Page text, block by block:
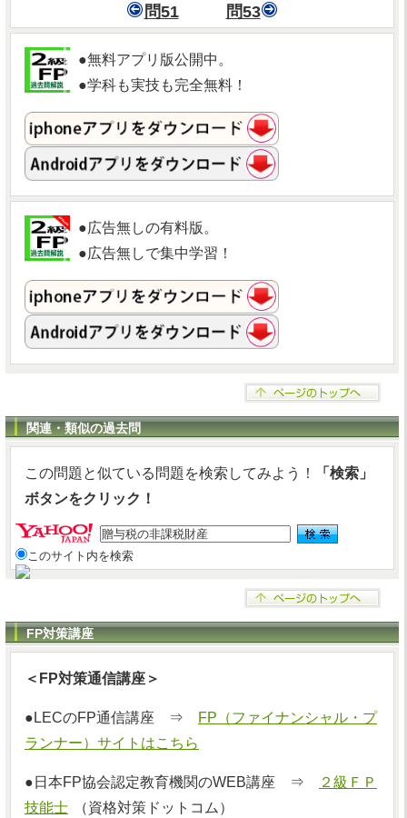
問51 問53
●無料アプリ版公開中。
●学科も実技も完全無料！
●広告無しの有料版。
●広告無しで集中学習！
関連・類似の過去問
この問題と似ている問題を検索してみよう！
「検索」
ボタンをクリック！
このサイト内を検索
FP対策講座
＜FP対策通信講座＞
●LECのFP通信講座 ⇒
FP（ファイナンシャル・プ
ランナー）サイトはこちら
●日本FP協会認定教育機関のWEB講座 ⇒
２級ＦＰ
技能士
（資格対策ドットコム）